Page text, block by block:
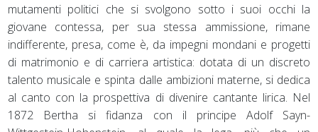
mutamenti politici che si svolgono sotto i suoi occhi la
giovane contessa, per sua stessa ammissione, rimane
indifferente, presa, come è, da impegni mondani e progetti
di matrimonio e di carriera artistica: dotata di un discreto
talento musicale e spinta dalle ambizioni materne, si dedica
al canto con la prospettiva di divenire cantante lirica. Nel
1872 Bertha si fidanza con il principe Adolf Sayn-